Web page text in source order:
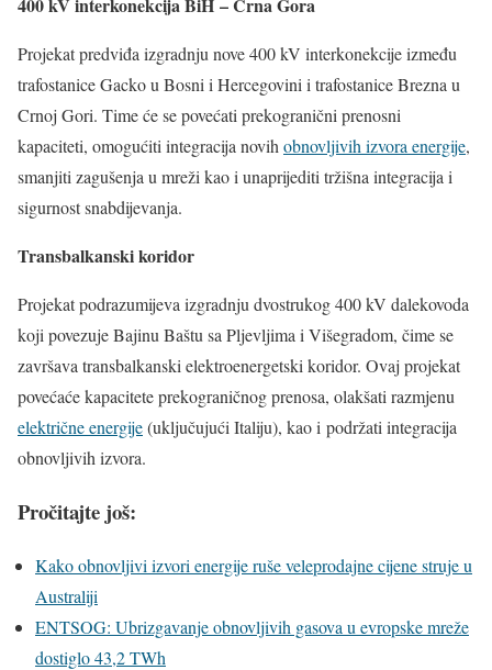
400 kV interkonekcija BiH – Crna Gora
Projekat predviđa izgradnju nove 400 kV interkonekcije između
trafostanice Gacko u Bosni i Hercegovini i trafostanice Brezna u
Crnoj Gori. Time će se povećati prekogranični prenosni
kapaciteti, omogućiti integracija novihobnovljivih izvora energije,
smanjiti zagušenja u mreži kao i unaprijediti tržišna integracija i
sigurnost snabdijevanja.
Transbalkanski koridor
Projekat podrazumijeva izgradnju dvostrukog 400 kV dalekovoda
koji povezuje Bajinu Baštu sa Pljevljima i Višegradom, čime se
završava transbalkanski elektroenergetski koridor. Ovaj projekat
povećaće kapacitete prekograničnog prenosa, olakšati razmjenu
električne energije(uključujući Italiju), kao i podržati integracija
obnovljivih izvora.
Pročitajte još:
Kako obnovljivi izvori energije ruše veleprodajne cijene struje u
Australiji
ENTSOG: Ubrizgavanje obnovljivih gasova u evropske mreže
dostiglo 43,2 TWh